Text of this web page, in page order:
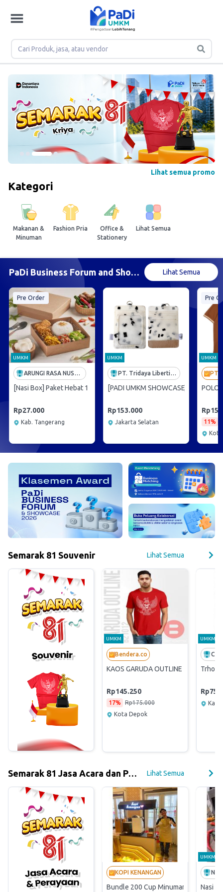
Lihat semua promo
Kategori
Makanan &
Minuman
Fashion Pria
Office &
Stationery
Lihat Semua
PaDi Business Forum and Showcase 2026 Lihat Semua
Pre Order
UMKM
ARUNGI RASA NUSANTARA
[Nasi Box] Paket Hebat 1
Rp27.000
Kab. Tangerang
UMKM
PT. Tridaya Liberti Jaya
[PADI UMKM SHOWCASE] LS
Rp153.000
Jakarta Selatan
Pre
UMKM
POLO
11%
Semarak 81 Souvenir Lihat Semua
UMKM
Bendera.co
KAOS GARUDA OUTLINE
Rp145.250
17%
Rp175.000
Kota Depok
UMKM
Cv.
Kab.
Semarak 81 Jasa Acara dan Perayaan Lihat Semua
KOPI KENANGAN
Bundle 200 Cup Minuman (FREE
UMKM
Nasi
Situs Pengadaan Barang dan Jasa No.1 di Indonesia | PaDi